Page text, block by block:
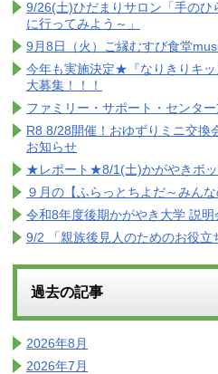
9/26(土)ひだまりサロン「手のひ
に行ってみよう～」
9月8日（火）ご縁むすび食堂
今年も実施決定★『なりきりキッ
大募集！！！
ファミリー・サポート・センタ
R8 8/28開催！おゆずりミニ交
お知らせ
★レポート★8/1(土)かがやきボ
９月の【ふらっとちよだ～みん
令和8年度後期かがやき大学 説明
9/2 「親族後見人のためのお役立
過去の記事
2026年8月
2026年7月